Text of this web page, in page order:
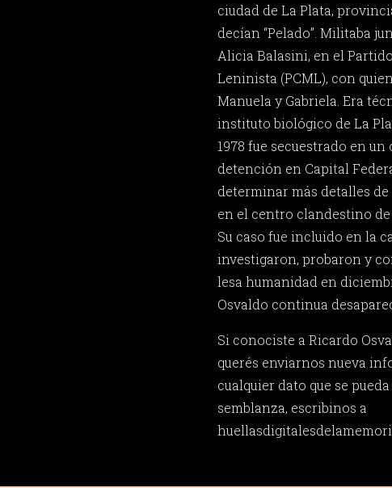
ciudad de La Plata,
decían “Pelado”. Militaba
Alicia Balasini, en el
Leninista (PCML), con
Manuela y Gabriela. Era
instituto biológico de La
1978 fue secuestrado en
detención en Capital
determinar más detalles de
en el centro clandestino de
Su caso fue incluido en la
investigaron, probaron y
lesa humanidad en
Osvaldo continua
Si conociste a Ricardo
querés enviarnos nueva
cualquier dato que se
semblanza, escribinos a